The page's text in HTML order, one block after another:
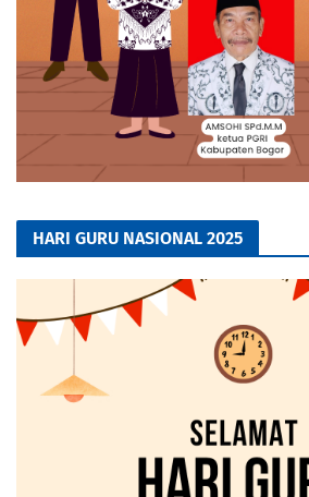
HARI GURU NASIONAL 2025